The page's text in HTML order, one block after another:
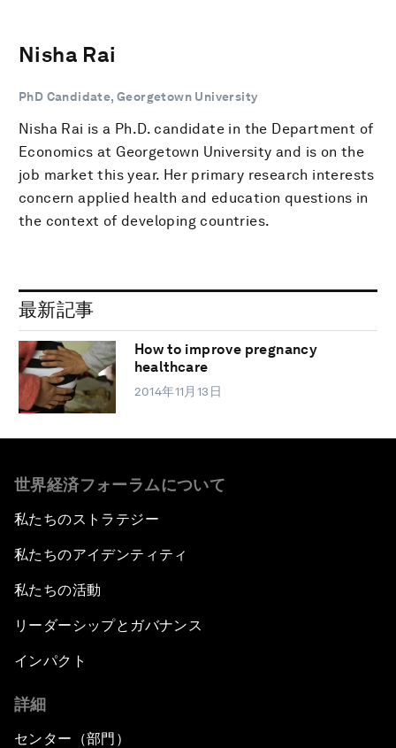
Nisha Rai
PhD Candidate, Georgetown University
Nisha Rai is a Ph.D. candidate in the Department of
Economics at Georgetown University and is on the
job market this year. Her primary research interests
concern applied health and education questions in
the context of developing countries.
最新記事
How to improve pregnancy
healthcare
2014年11月13日
世界経済フォーラムについて
私たちのストラテジー
私たちのアイデンティティ
私たちの活動
リーダーシップとガバナンス
インパクト
詳細
センター（部門）